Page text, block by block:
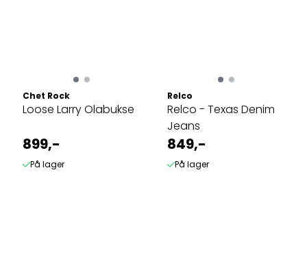
Chet Rock
Loose Larry Olabukse
899,-
På lager
Relco
Relco - Texas Denim
Jeans
849,-
På lager